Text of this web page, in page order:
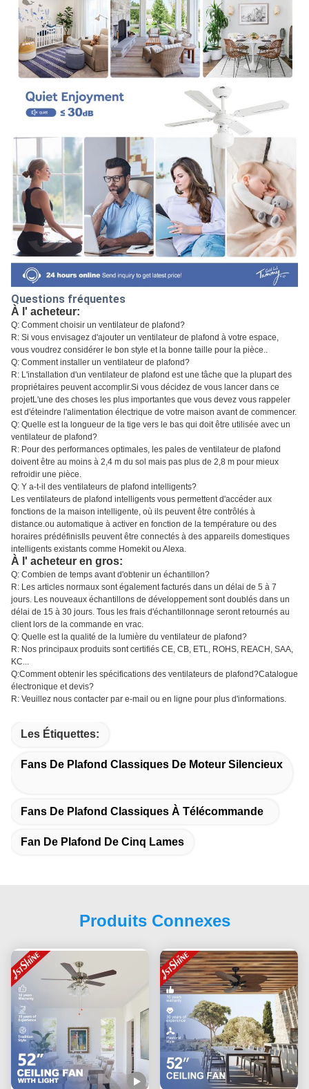
Questions fréquentes
À l' acheteur:
Q: Comment choisir un ventilateur de plafond?
R: Si vous envisagez d'ajouter un ventilateur de plafond à votre espace,
vous voudrez considérer le bon style et la bonne taille pour la pièce..
Q: Comment installer un ventilateur de plafond?
R: L'installation d'un ventilateur de plafond est une tâche que la plupart des
propriétaires peuvent accomplir.Si vous décidez de vous lancer dans ce
projetL'une des choses les plus importantes que vous devez vous rappeler
est d'éteindre l'alimentation électrique de votre maison avant de commencer.
Q: Quelle est la longueur de la tige vers le bas qui doit être utilisée avec un
ventilateur de plafond?
R: Pour des performances optimales, les pales de ventilateur de plafond
doivent être au moins à 2,4 m du sol mais pas plus de 2,8 m pour mieux
refroidir une pièce.
Q: Y a-t-il des ventilateurs de plafond intelligents?
Les ventilateurs de plafond intelligents vous permettent d'accéder aux
fonctions de la maison intelligente, où ils peuvent être contrôlés à
distance.ou automatique à activer en fonction de la température ou des
horaires prédéfinisIls peuvent être connectés à des appareils domestiques
intelligents existants comme Homekit ou Alexa.
À l' acheteur en gros:
Q: Combien de temps avant d'obtenir un échantillon?
R: Les articles normaux sont également facturés dans un délai de 5 à 7
jours. Les nouveaux échantillons de développement sont doublés dans un
délai de 15 à 30 jours. Tous les frais d'échantillonnage seront retournés au
client lors de la commande en vrac.
Q: Quelle est la qualité de la lumière du ventilateur de plafond?
R: Nos principaux produits sont certifiés CE, CB, ETL, ROHS, REACH, SAA,
KC...
Q:Comment obtenir les spécifications des ventilateurs de plafond?Catalogue
électronique et devis?
R: Veuillez nous contacter par e-mail ou en ligne pour plus d'informations.
Les Étiquettes:
Fans De Plafond Classiques De Moteur Silencieux
Fans De Plafond Classiques À Télécommande
Fan De Plafond De Cinq Lames
Produits Connexes